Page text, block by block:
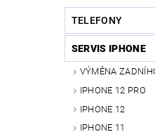
CHYTRÉ HODINKY
KDO JSME
TELEFONY
SERVIS IPHONE
VÝMĚNA
IPHONE 12 PRO
IPHONE 12
IPHONE 11